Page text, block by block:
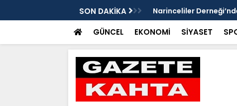
SON DAKİKA
Kahta İmtiyaz Sahibi Mustafa
Şanlıurfa’da yaz
Getirin
GÜNCEL EKONOMİ SİYASET